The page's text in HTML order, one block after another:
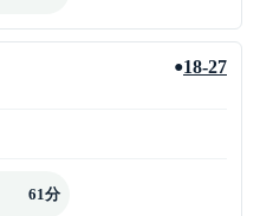
●18-27
61分